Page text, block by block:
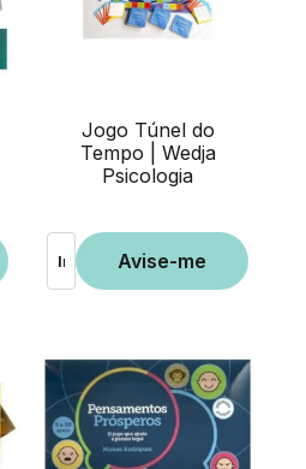
Jogo Túnel do
Tempo | Wedja
Psicologia